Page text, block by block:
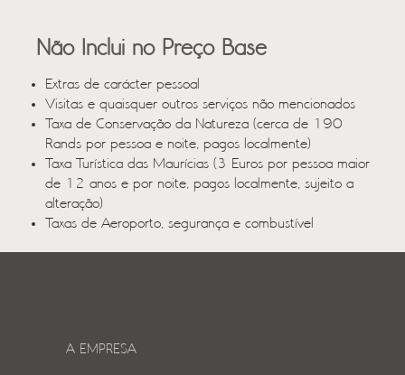
Não Inclui no Preço Base
Extras de carácter pessoal
Visitas e quaisquer outros serviços não mencionados
Taxa de Conservação da Natureza (cerca de 190
Rands por pessoa e noite, pagos localmente)
Taxa Turística das Maurícias (3 Euros por pessoa maior
de 12 anos e por noite, pagos localmente, sujeito a
alteração)
Taxas de Aeroporto, segurança e combustível
A EMPRESA